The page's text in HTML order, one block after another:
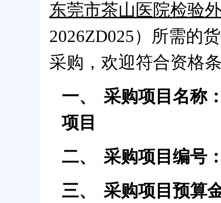
东莞市茶山医院检验
2026ZD025）所需的
采购，欢迎符合资格
一、
采购项目名称
项目
二、
采购项目编号
三、
采购项目预算